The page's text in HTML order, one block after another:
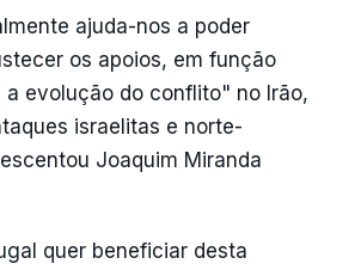
ajuda-nos a poder
os apoios, em função
a evolução do conflito" no Irão,
israelitas e norte-
Joaquim Miranda
quer beneficiar desta